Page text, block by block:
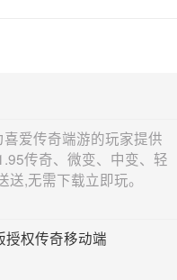
爱传奇端游的玩家提供
传奇、微变、中变、轻
,无需下载立即玩。
授权传奇移动端